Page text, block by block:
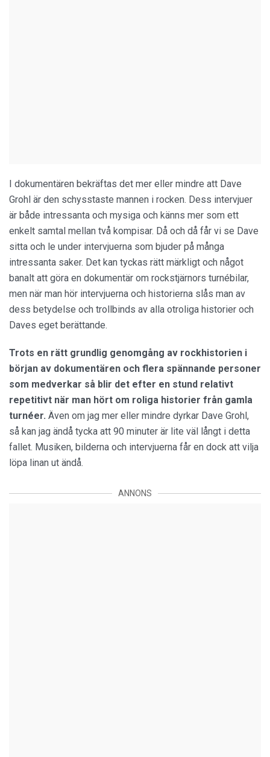
I dokumentären bekräftas det mer eller mindre att Dave
Grohl är den schysstaste mannen i rocken. Dess intervjuer
är både intressanta och mysiga och känns mer som ett
enkelt samtal mellan två kompisar. Då och då får vi se Dave
sitta och le under intervjuerna som bjuder på många
intressanta saker. Det kan tyckas rätt märkligt och något
banalt att göra en dokumentär om rockstjärnors turnébilar,
men när man hör intervjuerna och historierna slås man av
dess betydelse och trollbinds av alla otroliga historier och
Daves eget berättande.
Trots en rätt grundlig genomgång av rockhistorien i
början av dokumentären och flera spännande personer
som medverkar så blir det efter en stund relativt
repetitivt när man hört om roliga historier från gamla
turnéer. Även om jag mer eller mindre dyrkar Dave Grohl,
så kan jag ändå tycka att 90 minuter är lite väl långt i detta
fallet. Musiken, bilderna och intervjuerna får en dock att vilja
löpa linan ut ändå.
ANNONS